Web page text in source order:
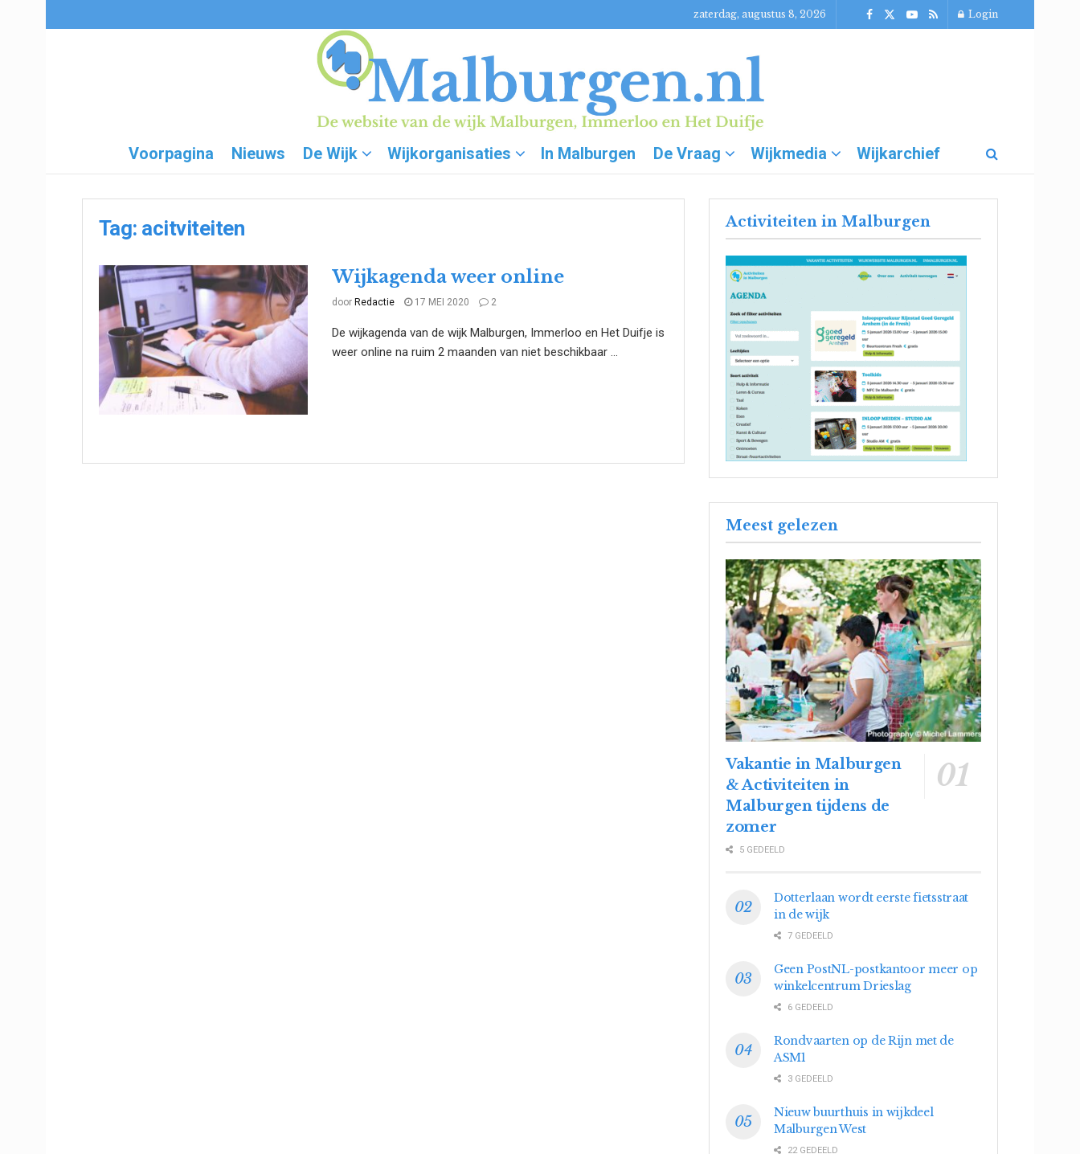
zaterdag, augustus 8, 2026 Login
Voorpagina Nieuws De Wijk Wijkorganisaties In Malburgen De Vraag Wijkmedia Wijkarchief
Tag: acitviteiten
Wijkagenda weer online
door Redactie 17 MEI 2020 2
De wijkagenda van de wijk Malburgen, Immerloo en Het Duifje is
weer online na ruim 2 maanden van niet beschikbaar ...
Activiteiten in Malburgen
Meest gelezen
Vakantie in Malburgen
& Activiteiten in
Malburgen tijdens de
zomer
5 GEDEELD
Dotterlaan wordt eerste fietsstraat
in de wijk
7 GEDEELD
Geen PostNL-postkantoor meer op
winkelcentrum Drieslag
6 GEDEELD
Rondvaarten op de Rijn met de
ASM1
3 GEDEELD
Nieuw buurthuis in wijkdeel
Malburgen West
22 GEDEELD